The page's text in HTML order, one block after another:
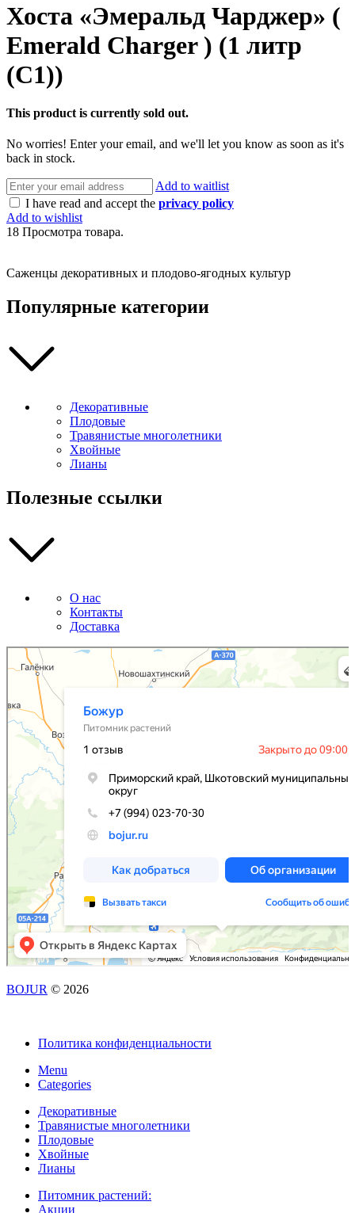
Хоста «Эмеральд Чарджер» (
Emerald Charger ) (1 литр
(С1))
This product is currently sold out.
No worries! Enter your email, and we'll let you know as soon as it's
back in stock.
Add to waitlist
I have read and accept the privacy policy
Add to wishlist
18 Просмотра товара.
Саженцы декоративных и плодово-ягодных культур
Популярные категории
Декоративные
Плодовые
Травянистые многолетники
Хвойные
Лианы
Полезные ссылки
О нас
Контакты
Доставка
Божур
Питомник растений в Приморском крае
BOJUR © 2026
Политика конфиденциальности
Menu
Categories
Декоративные
Травянистые многолетники
Плодовые
Хвойные
Лианы
Питомник растений:
Акции